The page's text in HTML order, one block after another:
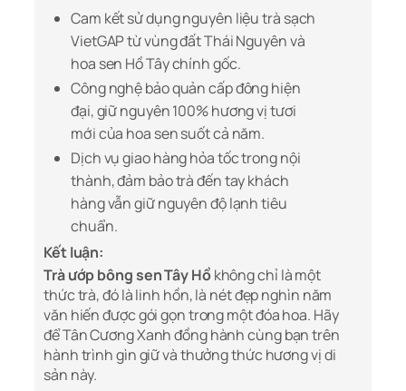
Cam kết sử dụng nguyên liệu trà sạch
VietGAP từ vùng đất Thái Nguyên và
hoa sen Hồ Tây chính gốc.
Công nghệ bảo quản cấp đông hiện
đại, giữ nguyên 100% hương vị tươi
mới của hoa sen suốt cả năm.
Dịch vụ giao hàng hỏa tốc trong nội
thành, đảm bảo trà đến tay khách
hàng vẫn giữ nguyên độ lạnh tiêu
chuẩn.
Kết luận:
Trà ướp bông sen Tây Hồkhông chỉ là một
thức trà, đó là linh hồn, là nét đẹp nghìn năm
văn hiến được gói gọn trong một đóa hoa. Hãy
để Tân Cương Xanh đồng hành cùng bạn trên
hành trình gìn giữ và thưởng thức hương vị di
sản này.